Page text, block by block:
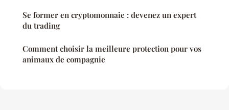
Se former en cryptomonnaie : devenez un expert
du trading
Comment choisir la meilleure protection pour vos
animaux de compagnie